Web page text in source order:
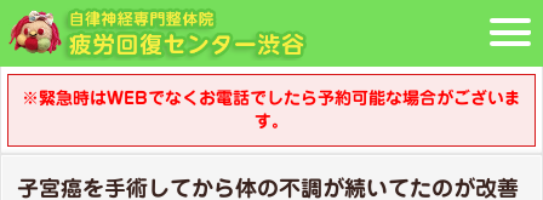
※緊急時はWEBでなくお電話でしたら予約可能な場合がございま
す。
子宮癌を手術してから体の不調が続いてたのが改善